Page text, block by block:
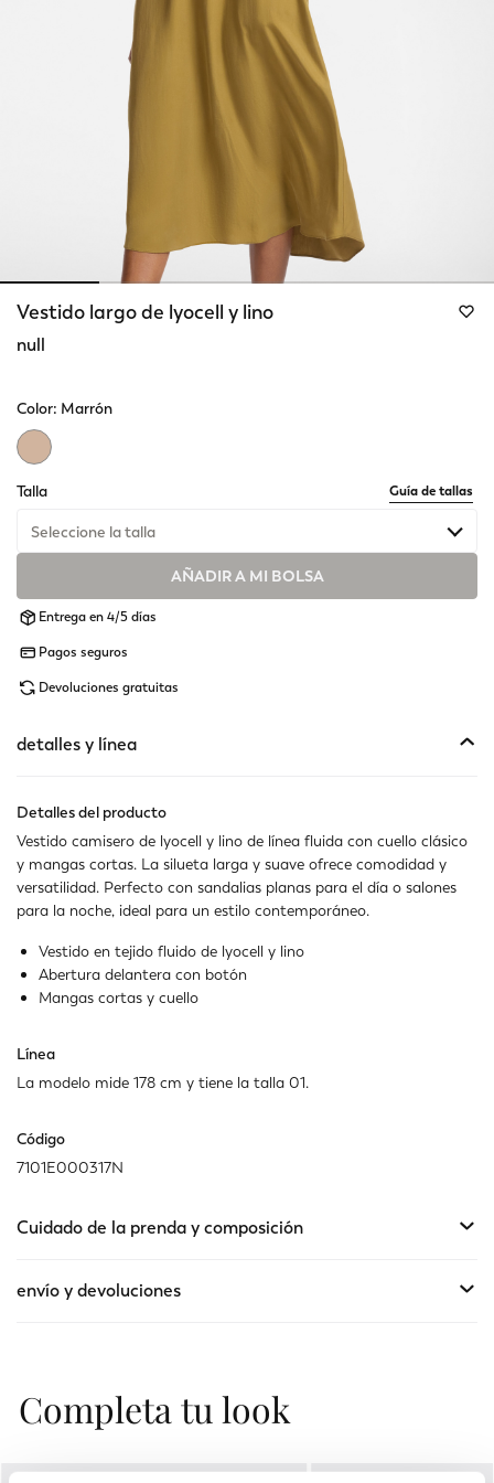
Vestido largo de lyocell y lino
null
Color: Marrón
Talla
Guía de tallas
Seleccione la talla
No disponibleMuestra artículos similares
AÑADIR A MI BOLSA
Entrega en 4/5 días
Pagos seguros
Devoluciones gratuitas
detalles y línea
Detalles del producto
Vestido camisero de lyocell y lino de línea fluida con cuello clásico
y mangas cortas. La silueta larga y suave ofrece comodidad y
versatilidad. Perfecto con sandalias planas para el día o salones
para la noche, ideal para un estilo contemporáneo.
Vestido en tejido fluido de lyocell y lino
Abertura delantera con botón
Mangas cortas y cuello
Línea
La modelo mide 178 cm y tiene la talla 01.
Código
7101E000317N
Cuidado de la prenda y composición
envío y devoluciones
Completa tu look